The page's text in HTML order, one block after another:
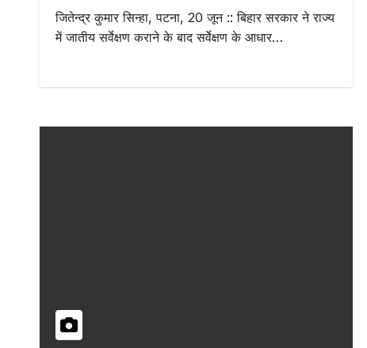
जितेन्द्र कुमार सिन्हा, पटना, 20 जून :: बिहार सरकार ने राज्य
में जातीय सर्वेक्षण कराने के बाद सर्वेक्षण के आधार…